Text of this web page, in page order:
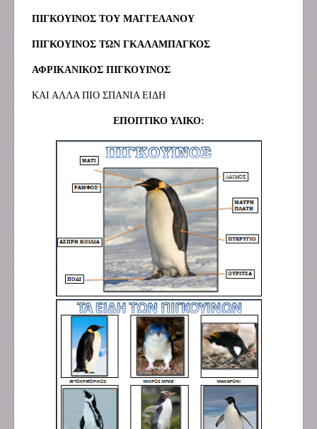
ΠΙΓΚΟΥΙΝΟΣ ΤΟΥ ΜΑΓΓΕΛΑΝΟΥ
ΠΙΓΚΟΥΙΝΟΣ ΤΩΝ ΓΚΑΛΑΜΠΑΓΚΟΣ
ΑΦΡΙΚΑΝΙΚΟΣ ΠΙΓΚΟΥΙΝΟΣ
ΚΑΙ ΑΛΛΑ ΠΙΟ ΣΠΑΝΙΑ ΕΙΔΗ
ΕΠΟΠΤΙΚΟ ΥΛΙΚΟ: